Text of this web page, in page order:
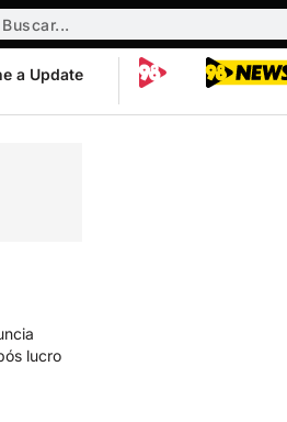
a Update
lucro